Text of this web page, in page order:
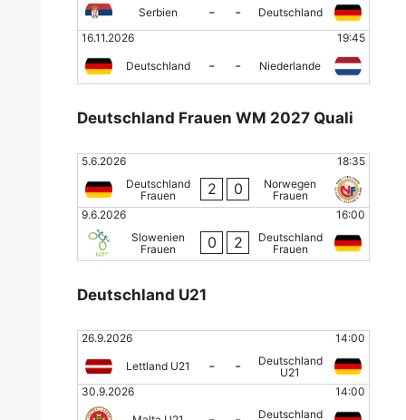
Serbien - -
Deutschland
16.11.2026
19:45
Deutschland - - Niederlande
Deutschland Frauen WM 2027 Quali
5.6.2026
18:35
Deutschland
Frauen
2 0
Norwegen
Frauen
9.6.2026
16:00
Slowenien
Frauen
0 2
Deutschland
Frauen
Deutschland U21
26.9.2026 14:00
Lettland U21 - -
Deutschland
U21
30.9.2026
14:00
Deutschland